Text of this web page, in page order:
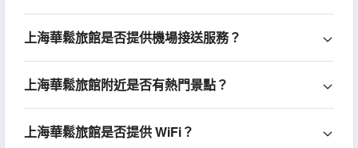
上海華鬆旅館是否提供機場接送服務？
上海華鬆旅館附近是否有熱門景點？
上海華鬆旅館是否提供 WiFi？